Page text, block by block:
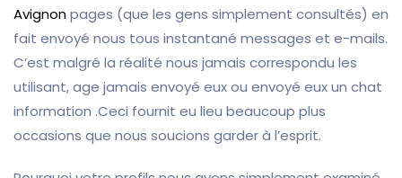
Avignonpages (que les gens simplement consultés) en
fait envoyé nous tous instantané messages et e-mails.
C’est malgré la réalité nous jamais correspondu les
utilisant, age jamais envoyé eux ou envoyé eux un chat
information .Ceci fournit eu lieu beaucoup plus
occasions que nous soucions garder à l’esprit.